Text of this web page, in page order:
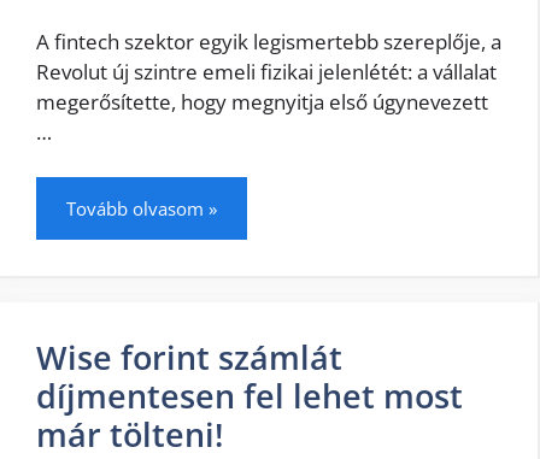
A fintech szektor egyik legismertebb szereplője, a
Revolut új szintre emeli fizikai jelenlétét: a vállalat
megerősítette, hogy megnyitja első úgynevezett
…
Tovább olvasom »
Wise forint számlát
díjmentesen fel lehet most
már tölteni!